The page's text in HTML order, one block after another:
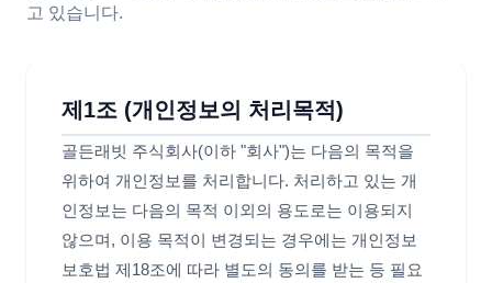
고 있습니다.
제1조 (개인정보의 처리목적)
골든래빗 주식회사(이하 "회사")는 다음의 목적을
위하여 개인정보를 처리합니다. 처리하고 있는 개
인정보는 다음의 목적 이외의 용도로는 이용되지
않으며, 이용 목적이 변경되는 경우에는 개인정보
보호법 제18조에 따라 별도의 동의를 받는 등 필요